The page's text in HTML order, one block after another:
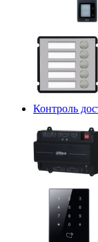
Контроль